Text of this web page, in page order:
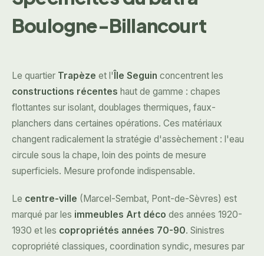
Boulogne-Billancourt
Le quartier Trapèze et l' Île Seguin concentrent les
constructions récentes haut de gamme : chapes
flottantes sur isolant, doublages thermiques, faux-
planchers dans certaines opérations. Ces matériaux
changent radicalement la stratégie d'assèchement : l'eau
circule sous la chape, loin des points de mesure
superficiels. Mesure profonde indispensable.
Le centre-ville (Marcel-Sembat, Pont-de-Sèvres) est
marqué par les immeubles Art déco des années 1920-
1930 et les copropriétés années 70-90. Sinistres
copropriété classiques, coordination syndic, mesures par